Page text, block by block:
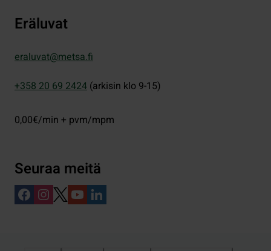
Eräluvat
eraluvat@metsa.fi
+358 20 69 2424 (arkisin klo 9-15)
0,00€/min + pvm/mpm
Seuraa meitä